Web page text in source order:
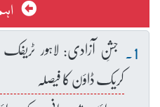
جشنِ آزادی: لاہور
کریک ڈاؤن کا فیصلہ